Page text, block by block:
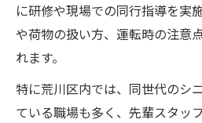
に研修や現場での同行指導を実
や荷物の扱い方、運転時の注意
れます。
特に荒川区内では、同世代のシ
ている職場も多く、先輩スタッ